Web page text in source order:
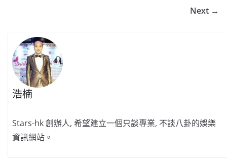
Next →
浩楠
Stars-hk 創辦人, 希望建立一個只談專業, 不談八卦的娛樂
資訊網站。